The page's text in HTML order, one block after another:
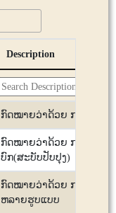
Description
ກົດໝາຍວ່າດ້ວຍ ການກໍ່ສ້າງ
ກົດໝາຍວ່າດ້ວຍ ການຂົນສົ່ງ
ບົກ(ສະບັບປັບປຸງ)
ກົດໝາຍວ່າດ້ວຍ ການຂົນສົ່ງ
ຫລາຍຮູບແບບ